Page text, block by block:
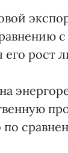
с
его рост
по